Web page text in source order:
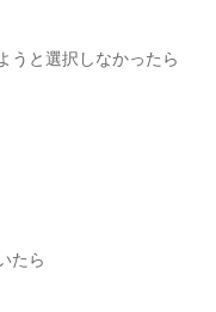
うと選択しなかったら
たら